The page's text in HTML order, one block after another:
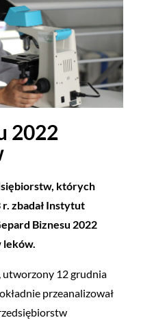
2022
których
zbadał Instytut
Biznesu 2022
leków.
utworzony 12 grudnia
przeanalizował